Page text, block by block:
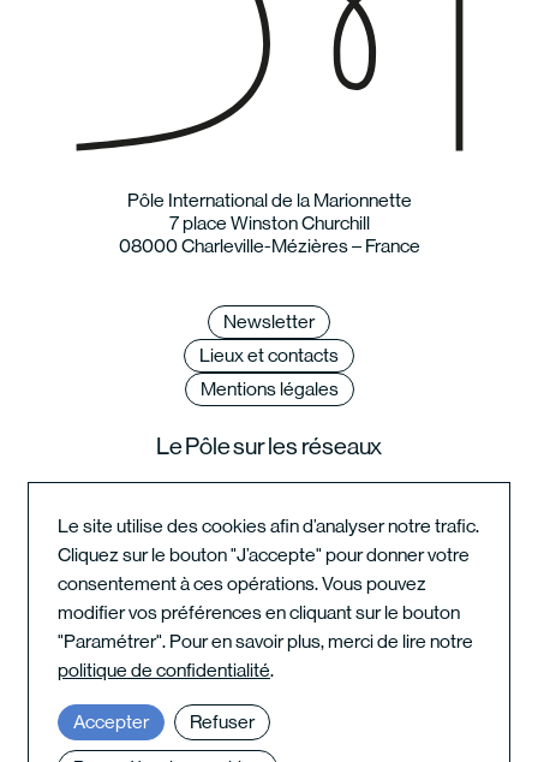
Le site utilise des cookies afin d’analyser notre trafic.
Cliquez sur le bouton "J’accepte" pour donner votre
consentement à ces opérations. Vous pouvez
modifier vos préférences en cliquant sur le bouton
"Paramétrer". Pour en savoir plus, merci de lire notre
politique de confidentialité.
Accepter Refuser
Pôle International de la Marionnette
7 place Winston Churchill
08000 Charleville-Mézières – France
Newsletter
Lieux et contacts
Mentions légales
Le Pôle sur les réseaux
Instagram du festival
Instagram de l'école